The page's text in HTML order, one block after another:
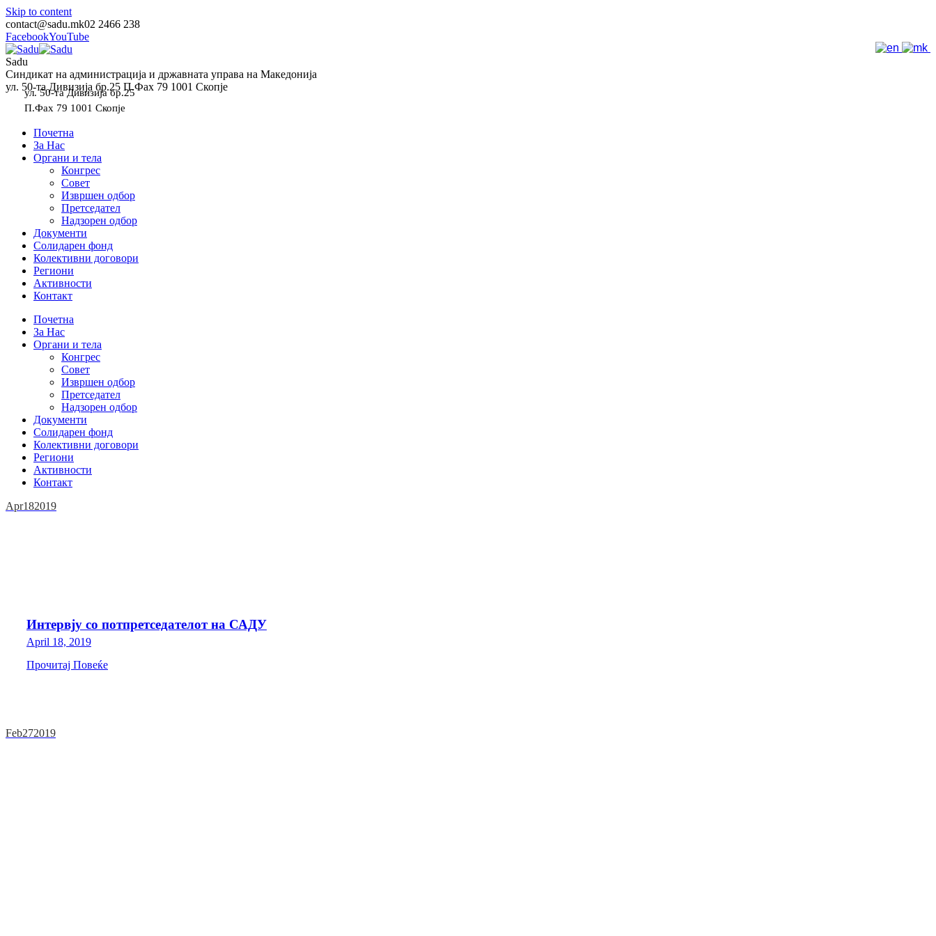
Skip to content
contact@sadu.mk02 2466 238
FacebookYouTube
Sadu
Синдикат на администрација и државната управа на Македонија
ул. 50-та Дивизија бр.25 П.Фах 79 1001 Скопје
ул. 50-та Дивизија бр.25
П.Фах 79 1001 Скопје
Почетна
За Нас
Органи и тела
Конгрес
Совет
Извршен одбор
Претседател
Надзорен одбор
Документи
Солидарен фонд
Колективни договори
Региони
Активности
Контакт
Почетна
За Нас
Органи и тела
Конгрес
Совет
Извршен одбор
Претседател
Надзорен одбор
Документи
Солидарен фонд
Колективни договори
Региони
Активности
Контакт
Apr182019
Интервју со потпретседателот на САДУ
April 18, 2019
Прочитај Повеќе
Feb272019